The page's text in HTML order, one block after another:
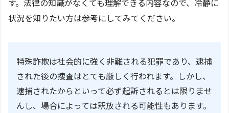
状況を知りたい方は参考にしてみてください。
特殊詐欺は社会的に強く非難される犯罪であり、逮捕
された後の捜査はとても厳しく行われます。しかし、
逮捕されたからといって必ず起訴されるとは限りませ
んし、場合によっては釈放される可能性もあります。